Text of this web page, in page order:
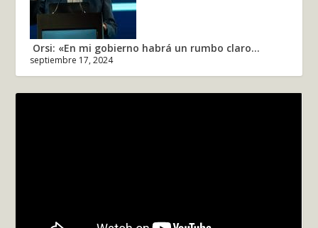
Orsi: «En mi gobierno habrá un rumbo claro...
septiembre 17, 2024